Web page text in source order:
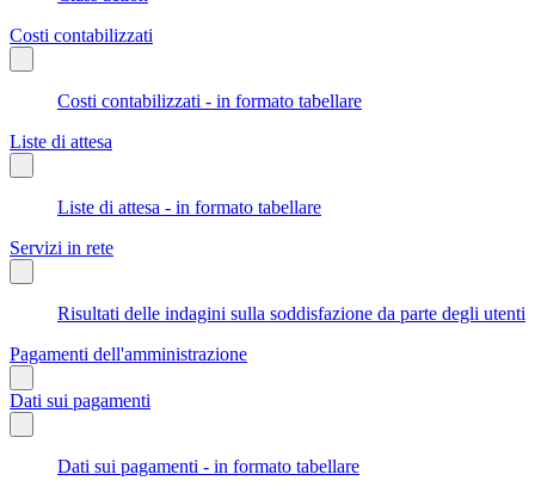
Costi contabilizzati
Costi contabilizzati - in formato tabellare
Liste di attesa
Liste di attesa - in formato tabellare
Servizi in rete
Risultati delle indagini sulla soddisfazione da parte degli utenti
Pagamenti dell'amministrazione
Dati sui pagamenti
Dati sui pagamenti - in formato tabellare